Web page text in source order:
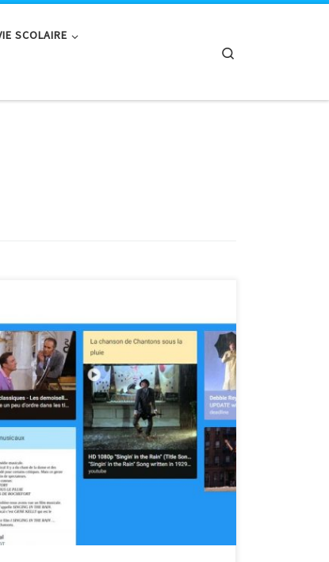
SCOLAIRE
Donen Singin’in the rain, les élèves de 6E
et le genre de la comédie musicale. Cela
dans les livres et sur internent